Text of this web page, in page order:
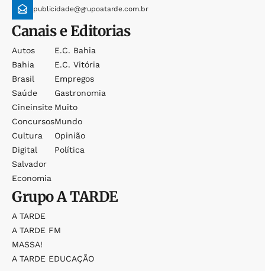
publicidade@grupoatarde.com.br
Canais e Editorias
Autos
Bahia
Brasil
Saúde
Cineinsite
Concursos
Cultura
Digital
Salvador
Economia
E.c. Bahia
E.c. Vitória
Empregos
Gastronomia
Muito
Mundo
Opinião
Política
GrupoA TARDE
A TARDE
A TARDE FM
MASSA!
A TARDE EDUCAÇÃO